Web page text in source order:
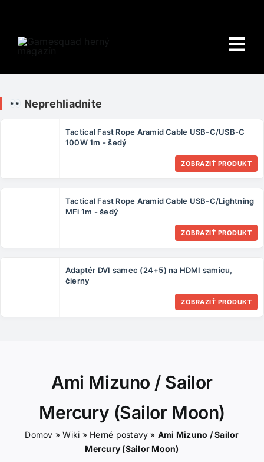
content
O NÁS
ČLÁNKY
KONTAKT
Neprehliadnite
Tactical Fast Rope Aramid Cable USB-C/USB-C
100W 1m - šedý
ZOBRAZIŤ PRODUKT
Tactical Fast Rope Aramid Cable USB-C/Lightning
MFi 1m - šedý
ZOBRAZIŤ PRODUKT
Adaptér DVI samec (24+5) na HDMI samicu,
čierny
ZOBRAZIŤ PRODUKT
Ami Mizuno / Sailor
Mercury (Sailor Moon)
Domov »Wiki » Herné postavy » Ami Mizuno / Sailor
Mercury (Sailor Moon)